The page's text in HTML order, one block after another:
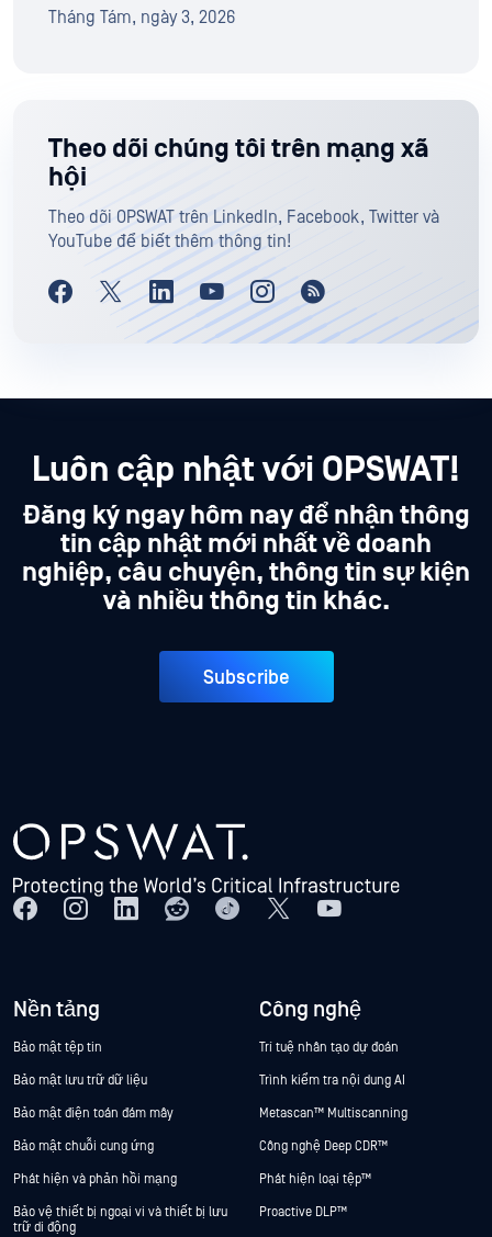
Tháng Tám, ngày 3, 2026
Theo dõi chúng tôi trên mạng xã
hội
Theo dõi OPSWAT trên LinkedIn, Facebook, Twitter và
YouTube để biết thêm thông tin!
Luôn cập nhật với OPSWAT!
Đăng ký ngay hôm nay để nhận thông
tin cập nhật mới nhất về doanh
nghiệp, câu chuyện, thông tin sự kiện
và nhiều thông tin khác.
Subscribe
Nền tảng
Bảo mật tệp tin
Bảo mật lưu trữ dữ liệu
Bảo mật điện toán đám mây
Bảo mật chuỗi cung ứng
Phát hiện và phản hồi mạng
Bảo vệ thiết bị ngoại vi và thiết bị lưu
trữ di động
Công nghệ
Trí tuệ nhân tạo dự đoán
Trình kiểm tra nội dung AI
Metascan™ Multiscanning
Công nghệ Deep CDR™
Phát hiện loại tệp™
Proactive DLP™